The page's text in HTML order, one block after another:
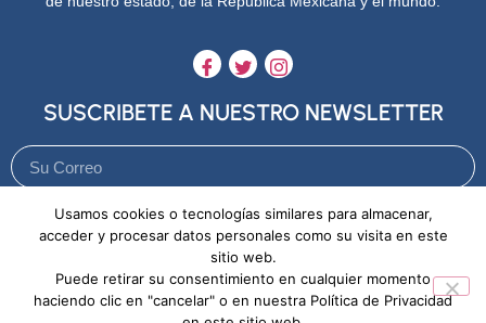
SUSCRIBETE A NUESTRO NEWSLETTER
Enviar
Aviso de Privacidad Política de Cookies
Usamos cookies o tecnologías similares para almacenar,
acceder y procesar datos personales como su visita en este
sitio web.
Puede retirar su consentimiento en cualquier momento
haciendo clic en "cancelar" o en nuestra Política de Privacidad